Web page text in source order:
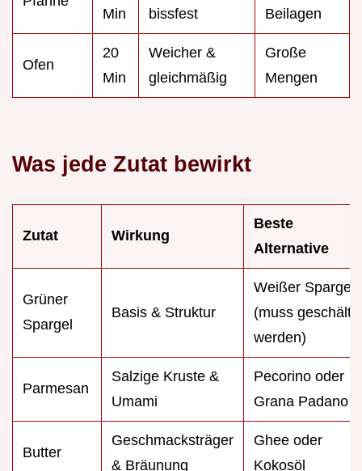
Min
bissfest Beilagen
Ofen
20
Min
Weicher &
gleichmäßig
Große
Mengen
Was jede Zutat bewirkt
Zutat Wirkung
Beste
Alternative
Grüner
Spargel
Basis & Struktur
Weißer Spargel
(muss geschält
werden)
Parmesan
Salzige Kruste &
Umami
Pecorino oder
Grana Padano
Butter
Geschmacksträger
& Bräunung
Ghee oder
Kokosöl